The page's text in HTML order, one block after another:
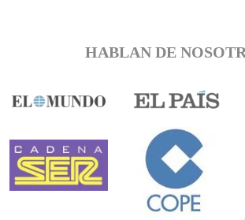
HABLAN DE